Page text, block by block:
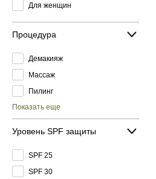
Для женщин
Процедура
Демакияж
Массаж
Пилинг
Показать еще
Уровень SPF защиты
SPF 25
SPF 30